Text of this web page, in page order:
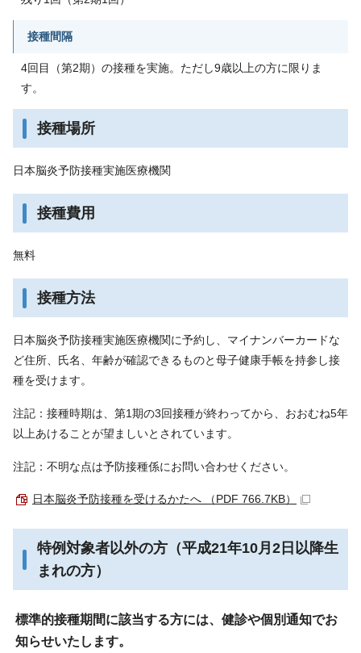
接種間隔
4回目（第2期）の接種を実施。ただし9歳以上の方に限りま
す。
接種場所
日本脳炎予防接種実施医療機関
接種費用
無料
接種方法
日本脳炎予防接種実施医療機関に予約し、マイナンバーカードな
ど住所、氏名、年齢が確認できるものと母子健康手帳を持参し接
種を受けます。
注記：接種時期は、第1期の3回接種が終わってから、おおむね5年
以上あけることが望ましいとされています。
注記：不明な点は予防接種係にお問い合わせください。
日本脳炎予防接種を受けるかたへ （PDF 766.7KB）
特例対象者以外の方（平成21年10月2日以降生
まれの方）
標準的接種期間に該当する方には、健診や個別通知でお
知らせいたします。